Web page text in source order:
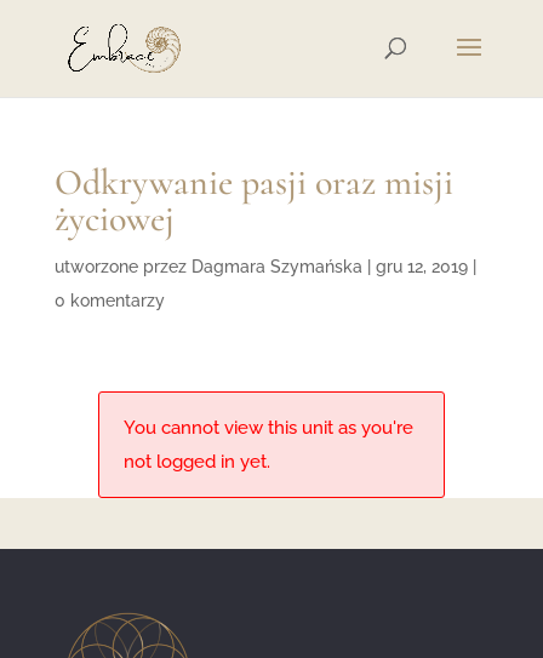
Odkrywanie pasji oraz misji
życiowej
utworzone przez Dagmara Szymańska gru 12, 2019|
0 komentarzy
You cannot view this unit as you're
not logged in yet.